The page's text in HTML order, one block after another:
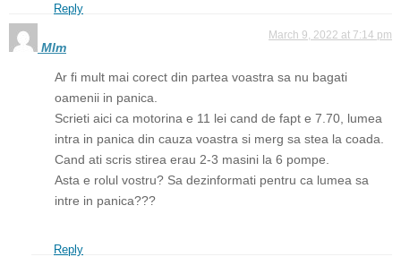
Reply
Mlm
March 9, 2022 at 7:14 pm
Ar fi mult mai corect din partea voastra sa nu bagati
oamenii in panica.
Scrieti aici ca motorina e 11 lei cand de fapt e 7.70, lumea
intra in panica din cauza voastra si merg sa stea la coada.
Cand ati scris stirea erau 2-3 masini la 6 pompe.
Asta e rolul vostru? Sa dezinformati pentru ca lumea sa
intre in panica???
Reply